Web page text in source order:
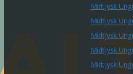
Midtjysk
Midtjysk
Midtjysk
Midtjysk
Midtjysk